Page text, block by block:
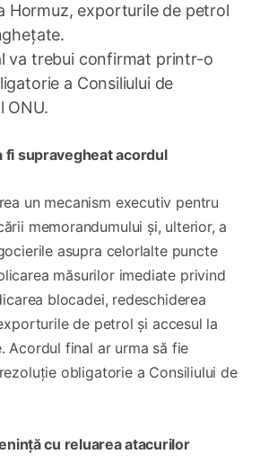
Hormuz, exporturile de petrol
va trebui confirmat printr-o
a Consiliului de
ONU.
fi supravegheat acordul
un mecanism executiv pentru
memorandumului și, ulterior, a
asupra celorlalte puncte
măsurilor imediate privind
blocadei, redeschiderea
de petrol și accesul la
Acordul final ar urma să fie
obligatorie a Consiliului de
cu reluarea atacurilor